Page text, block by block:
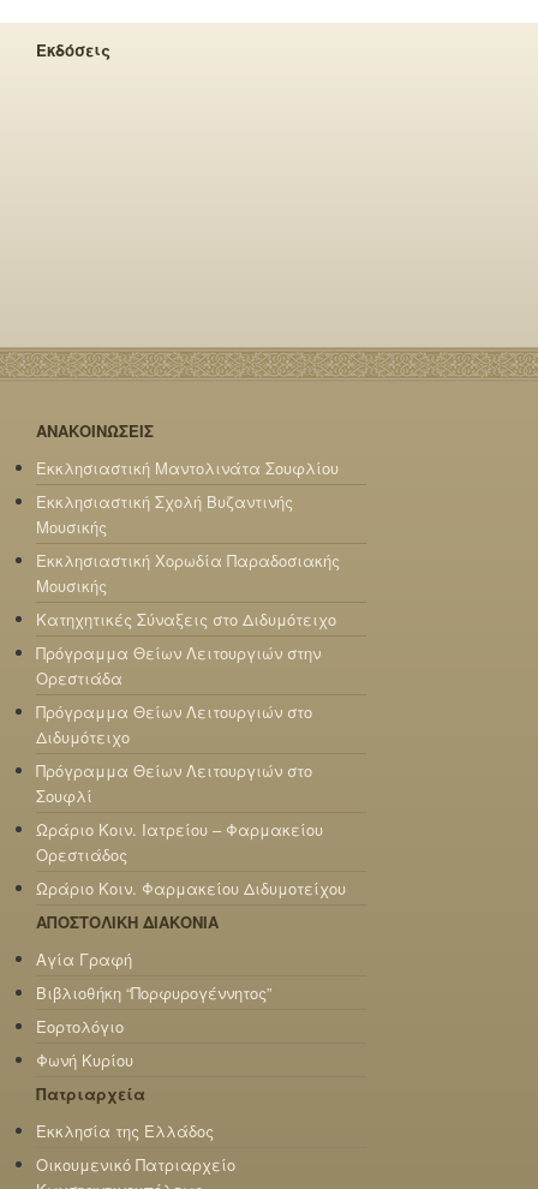
Εκδόσεις
ΑΝΑΚΟΙΝΩΣΕΙΣ
Εκκλησιαστική Μαντολινάτα Σουφλίου
Εκκλησιαστική Σχολή Βυζαντινής
Μουσικής
Εκκλησιαστική Χορωδία Παραδοσιακής
Μουσικής
Κατηχητικές Σύναξεις στο Διδυμότειχο
Πρόγραμμα Θείων Λειτουργιών στην
Ορεστιάδα
Πρόγραμμα Θείων Λειτουργιών στο
Διδυμότειχο
Πρόγραμμα Θείων Λειτουργιών στο
Σουφλί
Ωράριο Κοιν. Ιατρείου – Φαρμακείου
Ορεστιάδος
Ωράριο Κοιν. Φαρμακείου Διδυμοτείχου
ΑΠΟΣΤΟΛΙΚΗ ΔΙΑΚΟΝΙΑ
Αγία Γραφή
Βιβλιοθήκη “Πορφυρογέννητος”
Εορτολόγιο
Φωνή Κυρίου
Πατριαρχεία
Εκκλησία της Ελλάδος
Οικουμενικό Πατριαρχείο